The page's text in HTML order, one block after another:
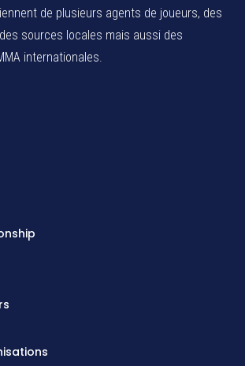
de plusieurs agents de joueurs, des
des sources locales mais aussi des
internationales.